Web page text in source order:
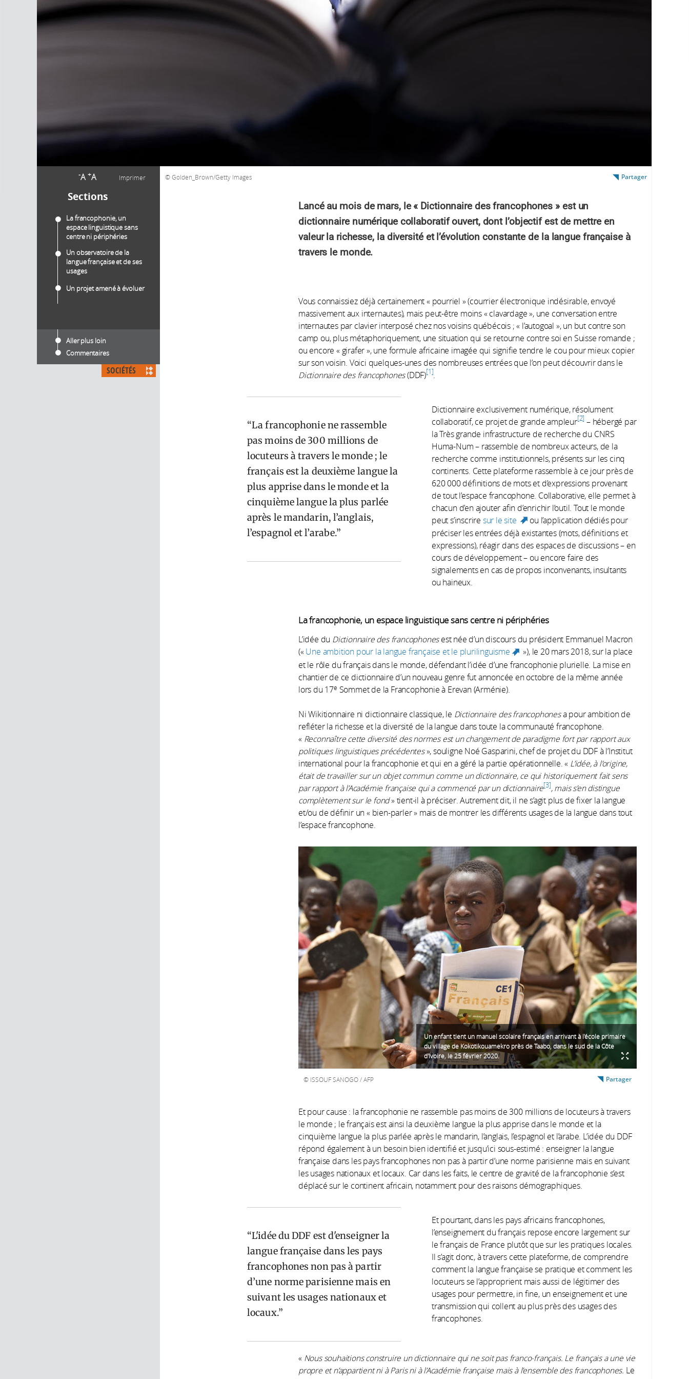
-A +A Imprimer
Sections
La francophonie, un
espace linguistique sans
centre ni périphéries
Un observatoire de la
langue française et de ses
usages
Un projet amené à évoluer
Aller plus loin
Commentaires
SOCIÉTÉS
Golden_Brown/Getty Images Partager
Lancé au mois de mars, le « Dictionnaire des francophones » est un
dictionnaire numérique collaboratif ouvert, dont l’objectif est de mettre en
valeur la richesse, la diversité et l’évolution constante de la langue française à
travers le monde.
Vous connaissiez déjà certainement « pourriel » (courrier électronique indésirable, envoyé
massivement aux internautes), mais peut-être moins « clavardage », une conversation entre
internautes par clavier interposé chez nos voisins québécois ; « l’autogoal », un but contre son
camp ou, plus métaphoriquement, une situation qui se retourne contre soi en Suisse romande ;
ou encore « girafer », une formule africaine imagée qui signifie tendre le cou pour mieux copier
sur son voisin. Voici quelques-unes des nombreuses entrées que l’on peut découvrir dans le
Dictionnaire des francophones(DDF) 1
La francophonie ne rassemble
pas moins de 300 millions de
locuteurs à travers le monde ; le
français est la deuxième langue la
plus apprise dans le monde et la
cinquième langue la plus parlée
après le mandarin, l’anglais,
l’espagnol et l’arabe.
Dictionnaire exclusivement numérique, résolument
collaboratif, ce projet de grande ampleur 2 – hébergé par
la Très grande infrastructure de recherche du CNRS
Huma-Num – rassemble de nombreux acteurs, de la
recherche comme institutionnels, présents sur les cinq
continents. Cette plateforme rassemble à ce jour près de
620 000 définitions de mots et d’expressions provenant
de tout l’espace francophone. Collaborative, elle permet à
chacun d’en ajouter afin d’enrichir l’outil. Tout le monde
peut s’inscrire sur le site (link is external)
ou l’application dédiés pour
préciser les entrées déjà existantes (mots, définitions et
expressions), réagir dans des espaces de discussions – en
cours de développement – ou encore faire des
signalements en cas de propos inconvenants, insultants
ou haineux.
La francophonie, un espace linguistique sans centre ni périphéries
L’idée du Dictionnaire des francophonesest née d’un discours du président Emmanuel Macron
(« Une ambition pour la langue française et le plurilinguisme (link is external)
»), le 20 mars 2018, sur la place
et le rôle du français dans le monde, défendant l’idée d’une francophonie plurielle. La mise en
chantier de ce dictionnaire d’un nouveau genre fut annoncée en octobre de la même année
lors du 17e Sommet de la Francophonie à Erevan (Arménie).
Ni Wikitionnaire ni dictionnaire classique, le Dictionnaire des francophonesa pour ambition de
refléter la richesse et la diversité de la langue dans toute la communauté francophone.
« Reconnaître cette diversité des normes est un changement de paradigme fort par rapport aux
politiques linguistiques précédentes», souligne Noé Gasparini, chef de projet du DDF à l’Institut
international pour la francophonie et qui en a géré la partie opérationnelle. « L’idée, à l’origine,
était de travailler sur un objet commun comme un dictionnaire, ce qui historiquement fait sens
par rapport à l’Académie française qui a commencé par un dictionnaire 3 , mais s’en distingue
complètement sur le fond» tient-il à préciser. Autrement dit, il ne s’agit plus de fixer la langue
et/ou de définir un « bien-parler » mais de montrer les différents usages de la langue dans tout
l’espace francophone.
Un enfant tient un manuel scolaire français en arrivant à l'école primaire
du village de Kokotikouamekro près de Taabo, dans le sud de la Côte
d'Ivoire, le 25 février 2020.
ISSOUF SANOGO / AFP Partager
Et pour cause : la francophonie ne rassemble pas moins de 300 millions de locuteurs à travers
le monde ; le français est ainsi la deuxième langue la plus apprise dans le monde et la
cinquième langue la plus parlée après le mandarin, l’anglais, l’espagnol et l’arabe. L’idée du DDF
répond également à un besoin bien identifié et jusqu’ici sous-estimé : enseigner la langue
française dans les pays francophones non pas à partir d’une norme parisienne mais en suivant
les usages nationaux et locaux. Car dans les faits, le centre de gravité de la francophonie s’est
déplacé sur le continent africain, notamment pour des raisons démographiques.
L'idée du DDF est d'enseigner la
langue française dans les pays
francophones non pas à partir
d’une norme parisienne mais en
suivant les usages nationaux et
locaux.
Et pourtant, dans les pays africains francophones,
l’enseignement du français repose encore largement sur
le français de France plutôt que sur les pratiques locales.
Il s’agit donc, à travers cette plateforme, de comprendre
comment la langue française se pratique et comment les
locuteurs se l’approprient mais aussi de légitimer des
usages pour permettre, in fine, un enseignement et une
transmission qui collent au plus près des usages des
francophones.
« Nous souhaitions construire un dictionnaire qui ne soit pas franco-français. Le français a une vie
propre et n’appartient ni à Paris ni à l’Académie française mais à l’ensemble des francophones. Le